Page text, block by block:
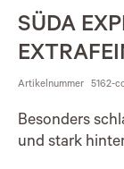
SÜDA
Artikelnummer 5162-
Besonders
und stark